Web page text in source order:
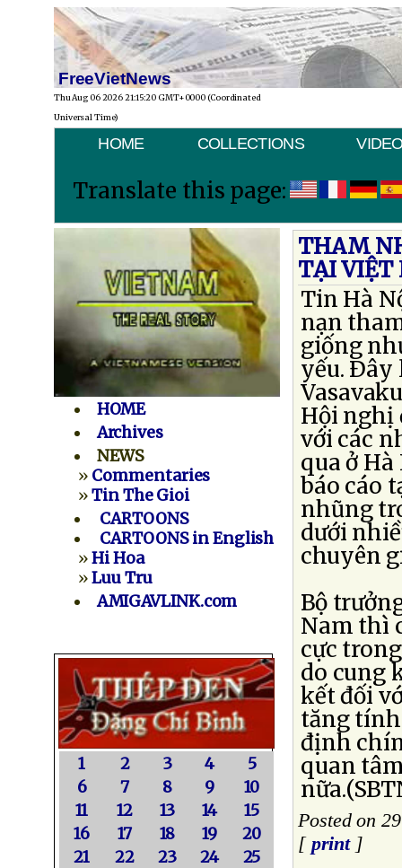
FreeVietNews
Thu Aug 06 2026 21:15:20 GMT+0000 (Coordinated
Universal Time)
HOME COLLECTIONS
Translate this page:
HOME
Archives
NEWS
» Commentaries
»Tin The Gioi
CARTOONS
CARTOONS in English
»Hi Hoa
»Luu Tru
AMIGAVLINK.com
1 2 3 4
5
6
7 8 9
10
11
12 13 14
15
16
17 18 19
20
21
22 23 24
25
THAM
TẠI VIỆT
Tin Hà
nạn
giống
yếu. Ðây
Hội nghị
với các
qua ở Hà
báo cáo
nhũng
dưới
chuyên
Bộ
Nam thì
cực
do cung
kết đối
tăng
định
quan
Posted on
[ print]